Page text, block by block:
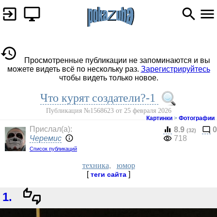
Просмотренные публикации не запоминаются и вы
можете видеть всё по нескольку раз. Зарегистрируйтесь
чтобы видеть только новое.
Что курят создатели?-1
Публикация №1568623 от 25 февраля 2026
Картинки > Фотографии
Прислал(a):
Черемис
Список публикаций
8.9 (32)
0
718
техника, юмор
[теги сайта ]
1.